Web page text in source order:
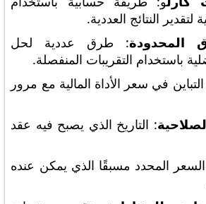
لتقدير النتائج العددية.
المحدودة: طرق عددية لحل
باستخدام التقريبات المنفصلة.
في سعر الأداة المالية مع مرور
: التاريخ الذي يصبح فيه عقد
المحدد مسبقًا الذي يمكن عنده